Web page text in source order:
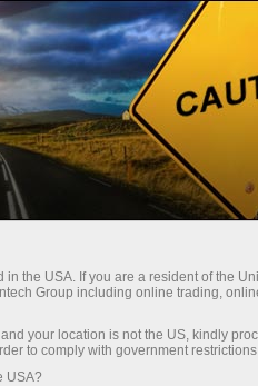
Форекс-oбзоры
07:53
стратегии для
на 11 мая
the USA. If you are a resident of the
Group including online trading,
your location is not the US, kindly
to comply with government
USA?